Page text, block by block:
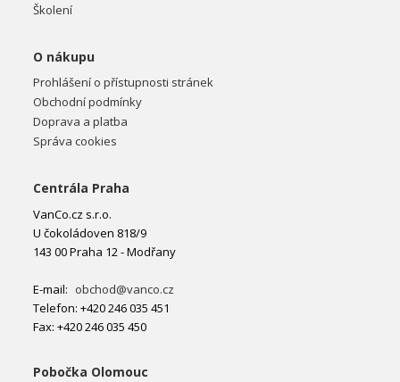
Školení
O nákupu
Prohlášení o přístupnosti stránek
Obchodní podmínky
Doprava a platba
Správa cookies
Centrála Praha
VanCo.cz s.r.o.
U čokoládoven 818/9
143 00 Praha 12 - Modřany
E-mail: obchod@vanco.cz
Telefon: +420 246 035 451
Fax: +420 246 035 450
Pobočka Olomouc